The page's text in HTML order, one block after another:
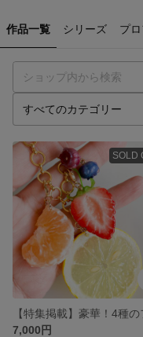
作品一覧 シリーズ プ
SOLD
7,000円